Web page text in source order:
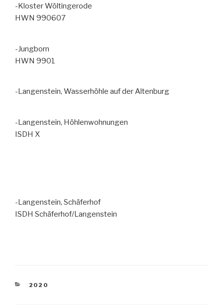
-Kloster Wöltingerode
HWN 990607
-Jungborn
HWN 9901
-Langenstein, Wasserhöhle auf der Altenburg
-Langenstein, Höhlenwohnungen
ISDH X
-Langenstein, Schäferhof
ISDH Schäferhof/Langenstein
KATEGORIEN
2020